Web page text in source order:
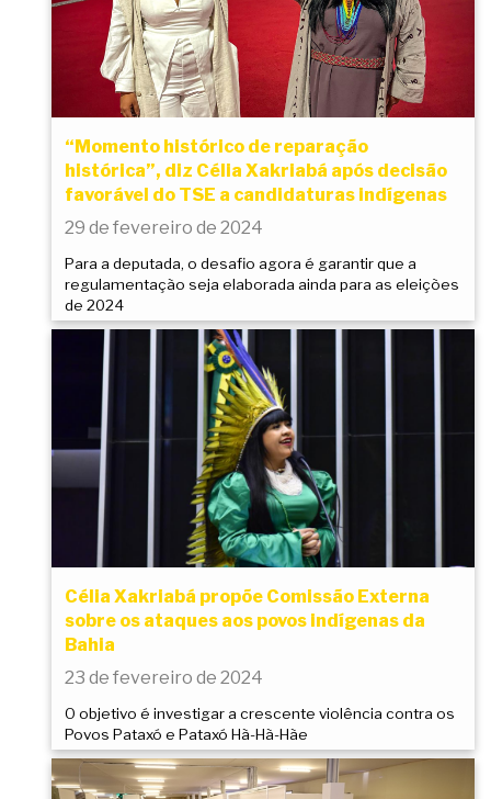
“Momento histórico de reparação
histórica”, diz Célia Xakriabá após decisão
favorável do TSE a candidaturas indígenas
29 de fevereiro de 2024
Para a deputada, o desafio agora é garantir que a
regulamentação seja elaborada ainda para as eleições
de 2024
Célia Xakriabá propõe Comissão Externa
sobre os ataques aos povos indígenas da
Bahia
23 de fevereiro de 2024
O objetivo é investigar a crescente violência contra os
Povos Pataxó e Pataxó Hã-Hã-Hãe